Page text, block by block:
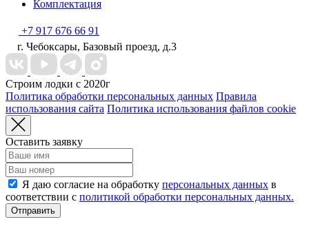
Комплектация
+7 917 676 66 91
г. Чебоксары, Базовый проезд, д.3
Строим лодки с 2020г
Политика обработки персональных данных Правила
использования сайта Политика использования файлов cookie
Оставить заявку
Я даю согласие на обработку персональных данных в
соответствии с политикой обработки персональных данных.